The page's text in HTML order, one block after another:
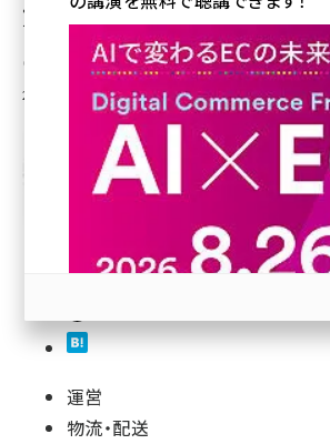
アスクル (1122)
base (1084)
ビィ・フォアード (782)
revico (745)
よると、「通販・ECサイト」の利用は約2割が「以前よ
一方、「スーパー」の利用は約4割が減ったと答えて
石居 岳
2020年6月22日 11:00
運営
物流・配送
参加登録はこちら↑